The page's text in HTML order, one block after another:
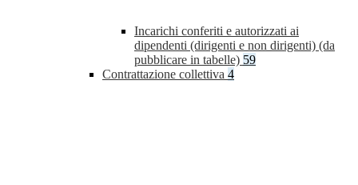
Incarichi conferiti e autorizzati ai
dipendenti (dirigenti e non dirigenti) (da
pubblicare in tabelle) 59
Contrattazione collettiva 4